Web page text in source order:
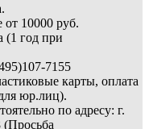
от 10000 руб.
(1 год при
7155
карты, оплата
юр.лиц).
по адресу: г.
(Просьба